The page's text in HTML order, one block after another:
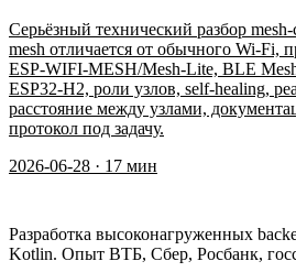
Серьёзный технический разбор
mesh отличается от обычного Wi-Fi,
ESP-WIFI-MESH/Mesh-Lite, BLE
ESP32-H2, роли узлов, self-healing,
расстояние между узлами,
протокол под задачу.
2026-06-28 · 17 мин
Разработка высоконагруженных
Kotlin. Опыт ВТБ, Сбер, Росбанк,